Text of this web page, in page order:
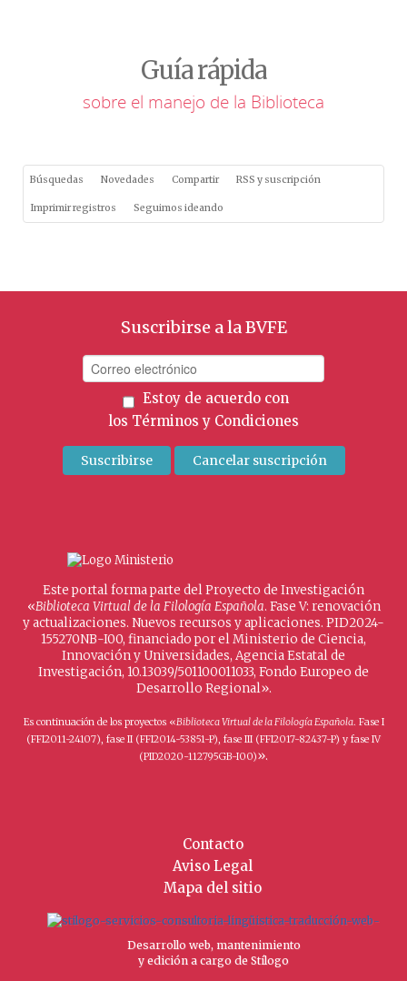
Guía rápida
sobre el manejo de la Biblioteca
Búsquedas Novedades Compartir RSS y suscripción
Imprimir registros Seguimos ideando
Suscribirse a la BVFE
Estoy de acuerdo con
los Términos y Condiciones
Este portal forma parte del Proyecto de Investigación
«Biblioteca Virtual de la Filología Española. Fase V: renovación
y actualizaciones. Nuevos recursos y aplicaciones. PID2024-
155270NB-I00, financiado por el Ministerio de Ciencia,
Innovación y Universidades, Agencia Estatal de
Investigación, 10.13039/501100011033, Fondo Europeo de
Desarrollo Regional».
Es continuación de los proyectos «Biblioteca Virtual de la Filología Española. Fase I
(FFI2011-24107), fase II (FFI2014-53851-P), fase III (FFI2017-82437-P) y fase IV
(PID2020-112795GB-I00)».
Contacto
Aviso Legal
Mapa del sitio
Desarrollo web, mantenimiento
y edición a cargo de Stílogo